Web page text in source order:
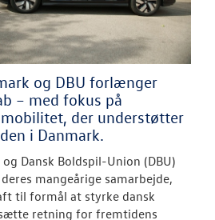
og DBU forlænger
– med fokus på
der understøtter
i Danmark.
Dansk Boldspil-Union (DBU)
mangeårige samarbejde,
til formål at styrke dansk
retning for fremtidens